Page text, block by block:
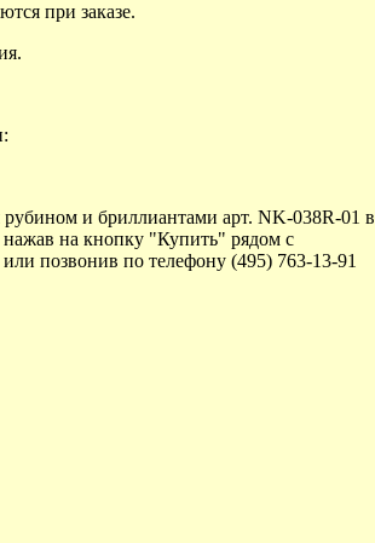
при заказе.
и бриллиантами арт. NK-038R-01 в
нажав на кнопку "Купить" рядом с
позвонив по телефону (495) 763-13-91